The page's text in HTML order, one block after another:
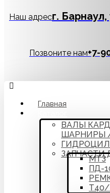
Наш адресг.
Позвоните нам‪+7-
Главная
ВАЛЫ
ШАРНИРЫ
ЗАПЧАСТИ
МТЗ
ПД-